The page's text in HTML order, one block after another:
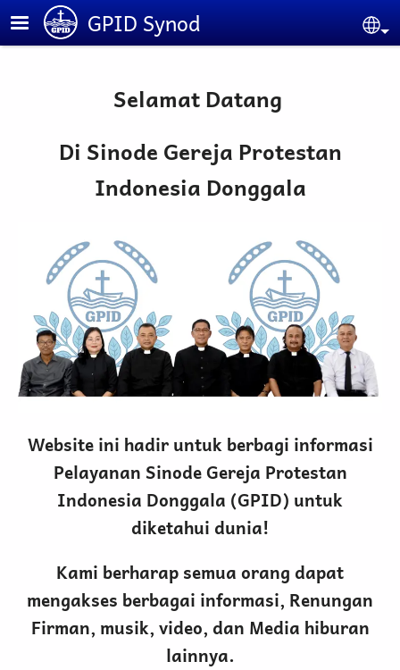
Skip to main content
GPID Synod
Selamat Datang
Di Sinode Gereja Protestan
Indonesia Donggala
Website ini hadir untuk berbagi informasi
Pelayanan Sinode Gereja Protestan
Indonesia Donggala (GPID) untuk
diketahui dunia!
Kami berharap semua orang dapat
mengakses berbagai informasi, Renungan
Firman, musik, video, dan Media hiburan
lainnya.